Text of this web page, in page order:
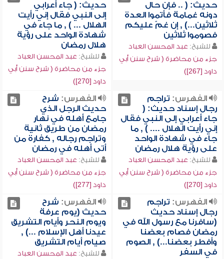
حديث: ( .. فإن حال
دونه غمامة فأتموا العدة
ثلاثين...) , إن غمّ عليكم
فصوموا ثلاثين
للشيخ: عبد المحسن العباد
جزء من محاضرة ( شرح سنن أبي
داود [267])
حديث: ( جاء أعرابي
إلى النبي فقال إني رأيت
الهلال ... ) , ما جاء في
شهادة الواحد على رؤية
هلال رمضان
للشيخ: عبد المحسن العباد
جزء من محاضرة ( شرح سنن أبي
داود [270])
الفهرس: تراجم
رجال إسناد حديث: (
جاء أعرابي إلى النبي فقال
إني رأيت الهلال .... ) , ما
جاء في شهادة الواحد
على رؤية هلال رمضان
للشيخ: عبد المحسن العباد
جزء من محاضرة ( شرح سنن أبي
داود [270])
الفهرس: شرح
حديث الرجل الذي
جامع أهله في نهار
رمضان من طريق ثانية
وتراجم رجاله , كفارة من
أتى أهله في رمضان
للشيخ: عبد المحسن العباد
جزء من محاضرة ( شرح سنن أبي
داود [277])
الفهرس: تراجم
رجال إسناد حديث
(سافرنا مع رسول الله في
رمضان فصام بعضنا
وأفطر بعضنا...) , الصوم
في السفر
الفهرس: شرح
حديث (يوم عرفة
ويوم النحر وأيام التشريق
عيدنا أهل الإسلام ...) ,
صيام أيام التشريق
للشيخ: عبد المحسن العباد